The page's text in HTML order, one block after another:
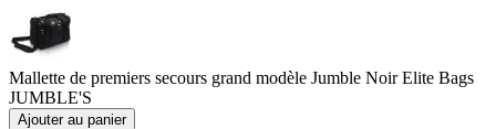
Mallette de premiers secours grand modèle Jumble Noir Elite Bags
JUMBLE'S
Ajouter au panier